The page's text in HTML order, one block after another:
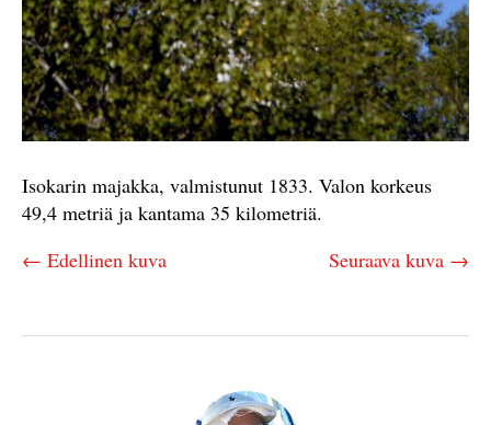
Isokarin majakka, valmistunut 1833. Valon korkeus
49,4 metriä ja kantama 35 kilometriä.
← Edellinen kuva
Seuraava kuva →